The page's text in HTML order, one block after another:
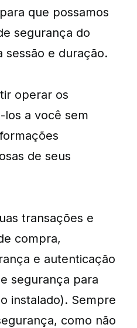
que possamos
segurança do
sessão e duração.
operar os
a você sem
de seus
transações e
compra,
e autenticação
segurança para
instalado). Sempre
como não